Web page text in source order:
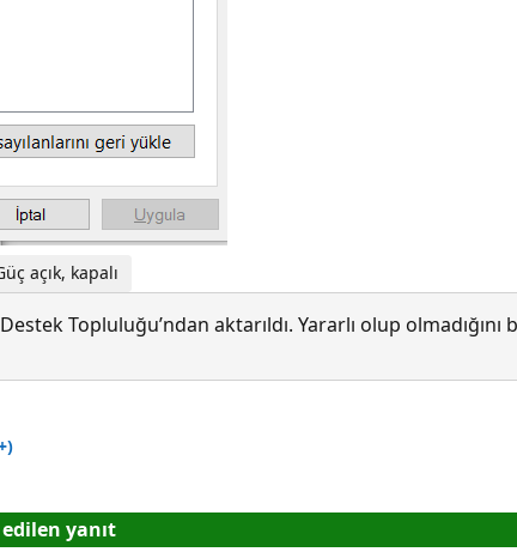
açık, kapalı
Topluluğu’ndan aktarıldı. Yararlı olup
yanıt